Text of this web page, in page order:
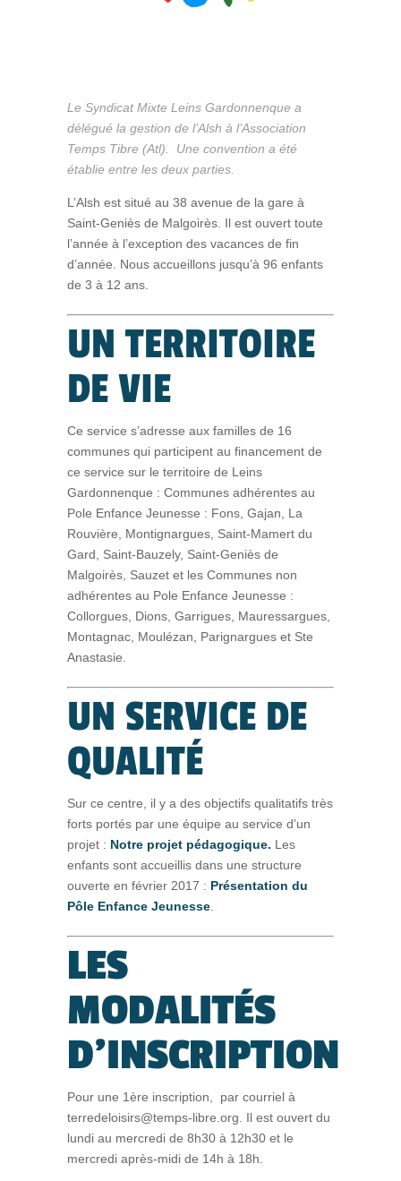
Le Syndicat Mixte Leins Gardonnenque a
délégué la gestion de l’Alsh à l’Association
Temps Tibre (Atl). Une convention a été
établie entre les deux parties.
L’Alsh est situé au 38 avenue de la gare à
Saint-Geniès de Malgoirès. Il est ouvert toute
l’année à l’exception des vacances de fin
d’année. Nous accueillons jusqu’à 96 enfants
de 3 à 12 ans.
UN TERRITOIRE
DE VIE
Ce service s’adresse aux familles de 16
communes qui participent au financement de
ce service sur le territoire de Leins
Gardonnenque : Communes adhérentes au
Pole Enfance Jeunesse : Fons, Gajan, La
Rouvière, Montignargues, Saint-Mamert du
Gard, Saint-Bauzely, Saint-Geniès de
Malgoirès, Sauzet et les Communes non
adhérentes au Pole Enfance Jeunesse :
Collorgues, Dions, Garrigues, Mauressargues,
Montagnac, Moulézan, Parignargues et Ste
Anastasie.
UN SERVICE DE
QUALITÉ
Sur ce centre, il y a des objectifs qualitatifs très
forts portés par une équipe au service d’un
projet : Notre projet pédagogique. Les
enfants sont accueillis dans une structure
ouverte en février 2017 : Présentation du
Pôle Enfance Jeunesse.
LES
MODALITÉS
D’INSCRIPTION
Pour une 1ère inscription, par courriel à
terredeloisirs@temps-libre.org. Il est ouvert du
lundi au mercredi de 8h30 à 12h30 et le
mercredi après-midi de 14h à 18h.